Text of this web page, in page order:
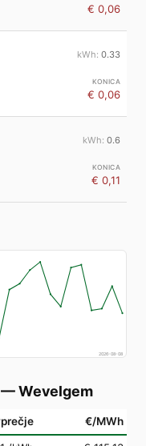
€ 0,06
0.33
€ 0,06
0.6
€ 0,11
2026-08-08
—Wevelgem
€/MWh